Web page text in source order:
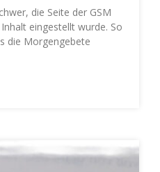
die Seite der GSM
eingestellt wurde. So
die Morgengebete